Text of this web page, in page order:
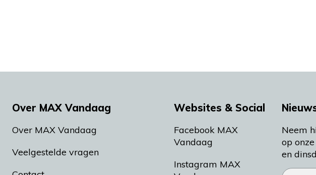
Over MAX Vandaag
Over MAX Vandaag
Veelgestelde vragen
Websites & Social
Facebook MAX
Vandaag
Instagram MAX
Neem
op
en